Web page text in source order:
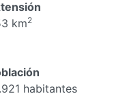
km2
habitantes